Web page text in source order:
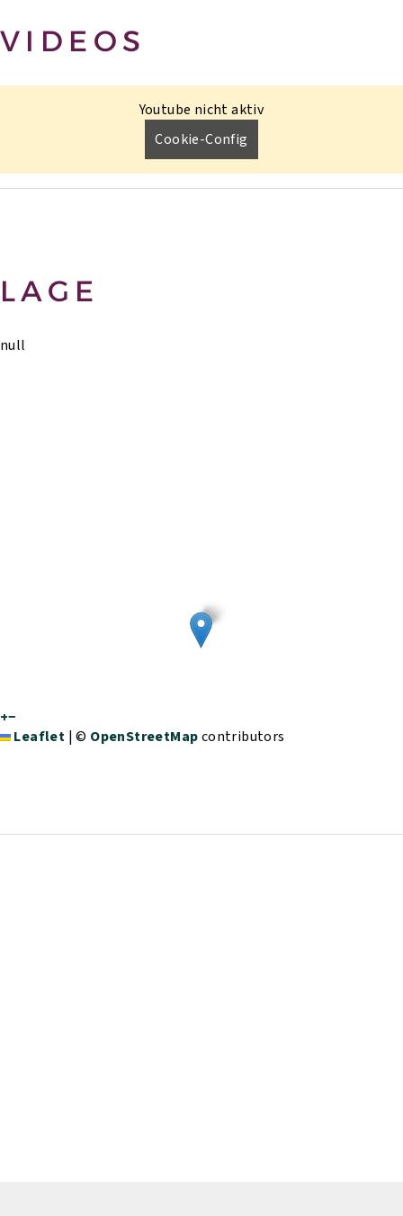
VIDEOS
Youtube nicht aktiv
Cookie-Config
LAGE
null
+−
Leaflet |© OpenStreetMapcontributors